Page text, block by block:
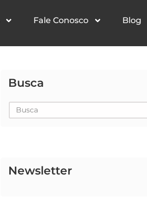
Fale Conosco Blog
Busca
Pesquisar
Newsletter